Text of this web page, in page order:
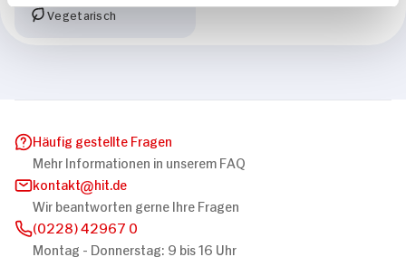
Vegetarisch
Häufig gestellte Fragen
Mehr Informationen in unserem FAQ
kontakt
hit.de
Wir beantworten gerne Ihre Fragen
(0228) 42967 0
Montag - Donnerstag: 9 bis 16 Uhr